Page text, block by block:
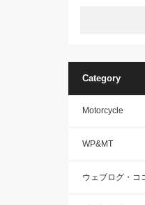
Category
Motorcycle
WP&MT
ウェブログ・コ